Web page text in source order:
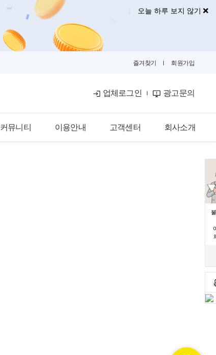
오늘 하루 보지 않기
즐겨찾기 회원가입
업체로그인 광고문의
커뮤니티 이용안내 고객센터 회사소개